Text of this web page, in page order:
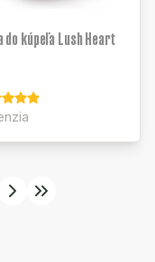
do kúpeľa Lush Heart
pages